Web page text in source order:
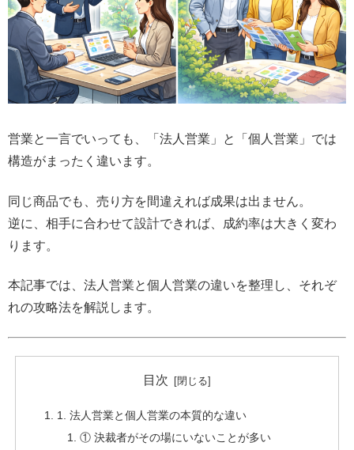
営業と一言でいっても、「法人営業」と「個人営業」では
構造がまったく違います。
同じ商品でも、売り方を間違えれば成果は出ません。
逆に、相手に合わせて設計できれば、成約率は大きく変わ
ります。
本記事では、法人営業と個人営業の違いを整理し、それぞ
れの攻略法を解説します。
目次
1. 法人営業と個人営業の本質的な違い
① 決裁者がその場にいないことが多い